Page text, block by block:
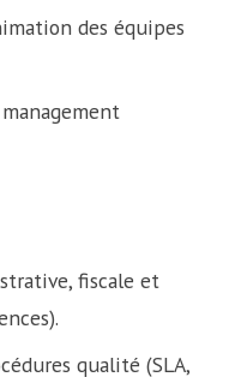
des équipes
fiscale et
qualité (SLA,